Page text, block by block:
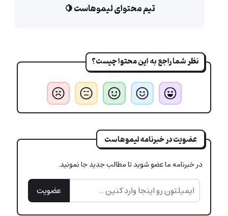
تیم محتوای لیموهاست 🍋
نظر شما راجع به این محتوا چیست؟
عضویت در خبرنامه لیموهاست
در خبرنامه ما عضو شوید تا مطالب جدید جا نمونید.
عضویت